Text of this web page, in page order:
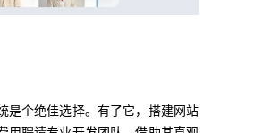
是个绝佳选择。有了它，搭建网站